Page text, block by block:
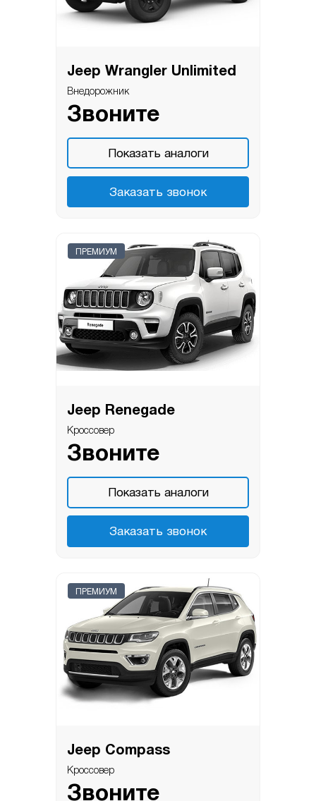
Jeep Wrangler Unlimited
Внедорожник
Звоните
Показать аналоги
Заказать звонок
ПРЕМИУМ
Jeep Renegade
Кроссовер
Звоните
Показать аналоги
Заказать звонок
ПРЕМИУМ
Jeep Compass
Кроссовер
Звоните